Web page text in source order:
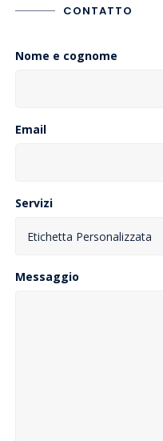
CONTATTO
Nome e cognome
Email
Servizi
Messaggio